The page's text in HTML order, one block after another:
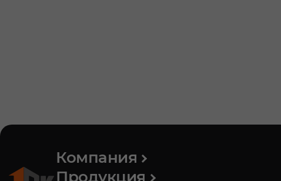
Компания
Продукция